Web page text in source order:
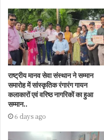
राष्ट्रीय मानव सेवा संस्थान ने सम्मान
समारोह में सांस्कृतिक रंगारंग गायन
कलाकारों एवं वरिष्ठ नागरिकों का हुआ
सम्मान..
6 days ago